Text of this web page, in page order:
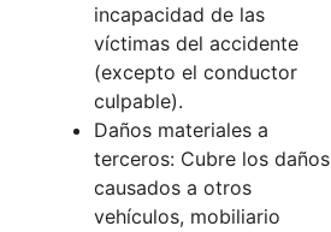
incapacidad de las
víctimas del accidente
(excepto el conductor
culpable).
Daños materiales a
terceros: Cubre los daños
causados a otros
vehículos, mobiliario